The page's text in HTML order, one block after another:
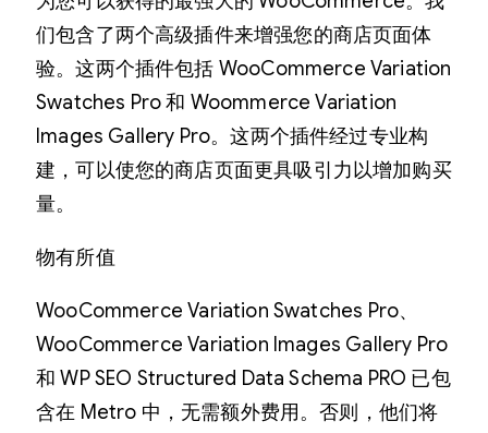
们包含了两个高级插件来增强您的商店页面体
验。这两个插件包括 WooCommerce Variation
Swatches Pro 和 Woommerce Variation
Images Gallery Pro。这两个插件经过专业构
建，可以使您的商店页面更具吸引力以增加购买
量。
物有所值
WooCommerce Variation Swatches Pro、
WooCommerce Variation Images Gallery Pro
和 WP SEO Structured Data Schema PRO 已包
含在 Metro 中，无需额外费用。否则，他们将